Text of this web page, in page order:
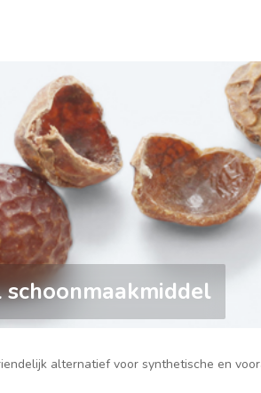
alternatief voor synthetische en